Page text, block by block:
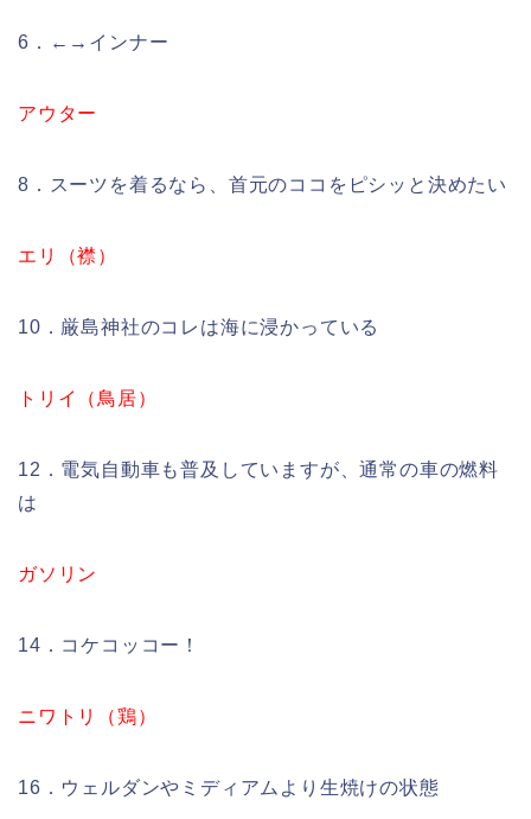
6．←→インナー
アウター
8．スーツを着るなら、首元のココをピシッと決めたい
エリ（襟）
10．厳島神社のコレは海に浸かっている
トリイ（鳥居）
12．電気自動車も普及していますが、通常の車の燃料
は
ガソリン
14．コケコッコー！
ニワトリ（鶏）
16．ウェルダンやミディアムより生焼けの状態